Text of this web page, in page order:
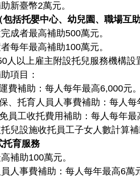
新臺幣2萬元。
括托嬰中心、幼兒園、職場互
成者最高補助500萬元。
每年最高補助100萬元。
人以上雇主附設托兒服務機構設
項目：
費補助：每人每年最高6,000元。
、托育人員人事費補助：每人每
員工收托費用補助：每人每年最
兒設施收托員工子女人數計算補
托育服務
補助100萬元。
人事費補助：每人每年最高6萬